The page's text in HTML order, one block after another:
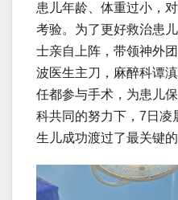
患儿年龄、体重过小，
考验。为了更好救治患
士亲自上阵，带领神外
波医生主刀，麻醉科谭
任都参与手术，为患儿
科共同的努力下，7日凌
生儿成功渡过了最关键的